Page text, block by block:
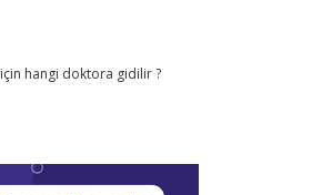
hangi doktora gidilir ?